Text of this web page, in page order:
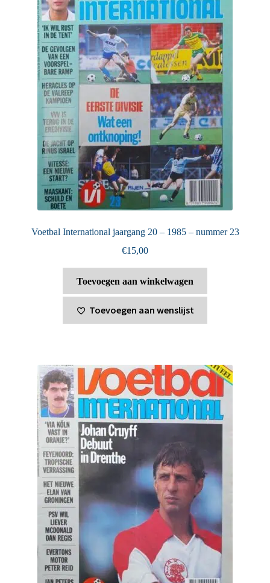
Voetbal International jaargang 20 – 1985 – nummer 23
€15,00
Toevoegen aan winkelwagen
Toevoegen aan wenslijst